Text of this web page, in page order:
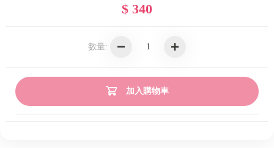
$ 340
數量:
加入購物車